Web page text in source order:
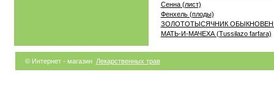
Сенна (лист)
Фенхель (плоды)
ЗОЛОТОТЫСЯЧНИК
МАТЬ-И-МАЧЕХА (Tussilazo farfara)
© Интернет - магазин Лекарственных трав